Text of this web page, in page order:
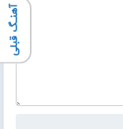
آهنـگ قبلی